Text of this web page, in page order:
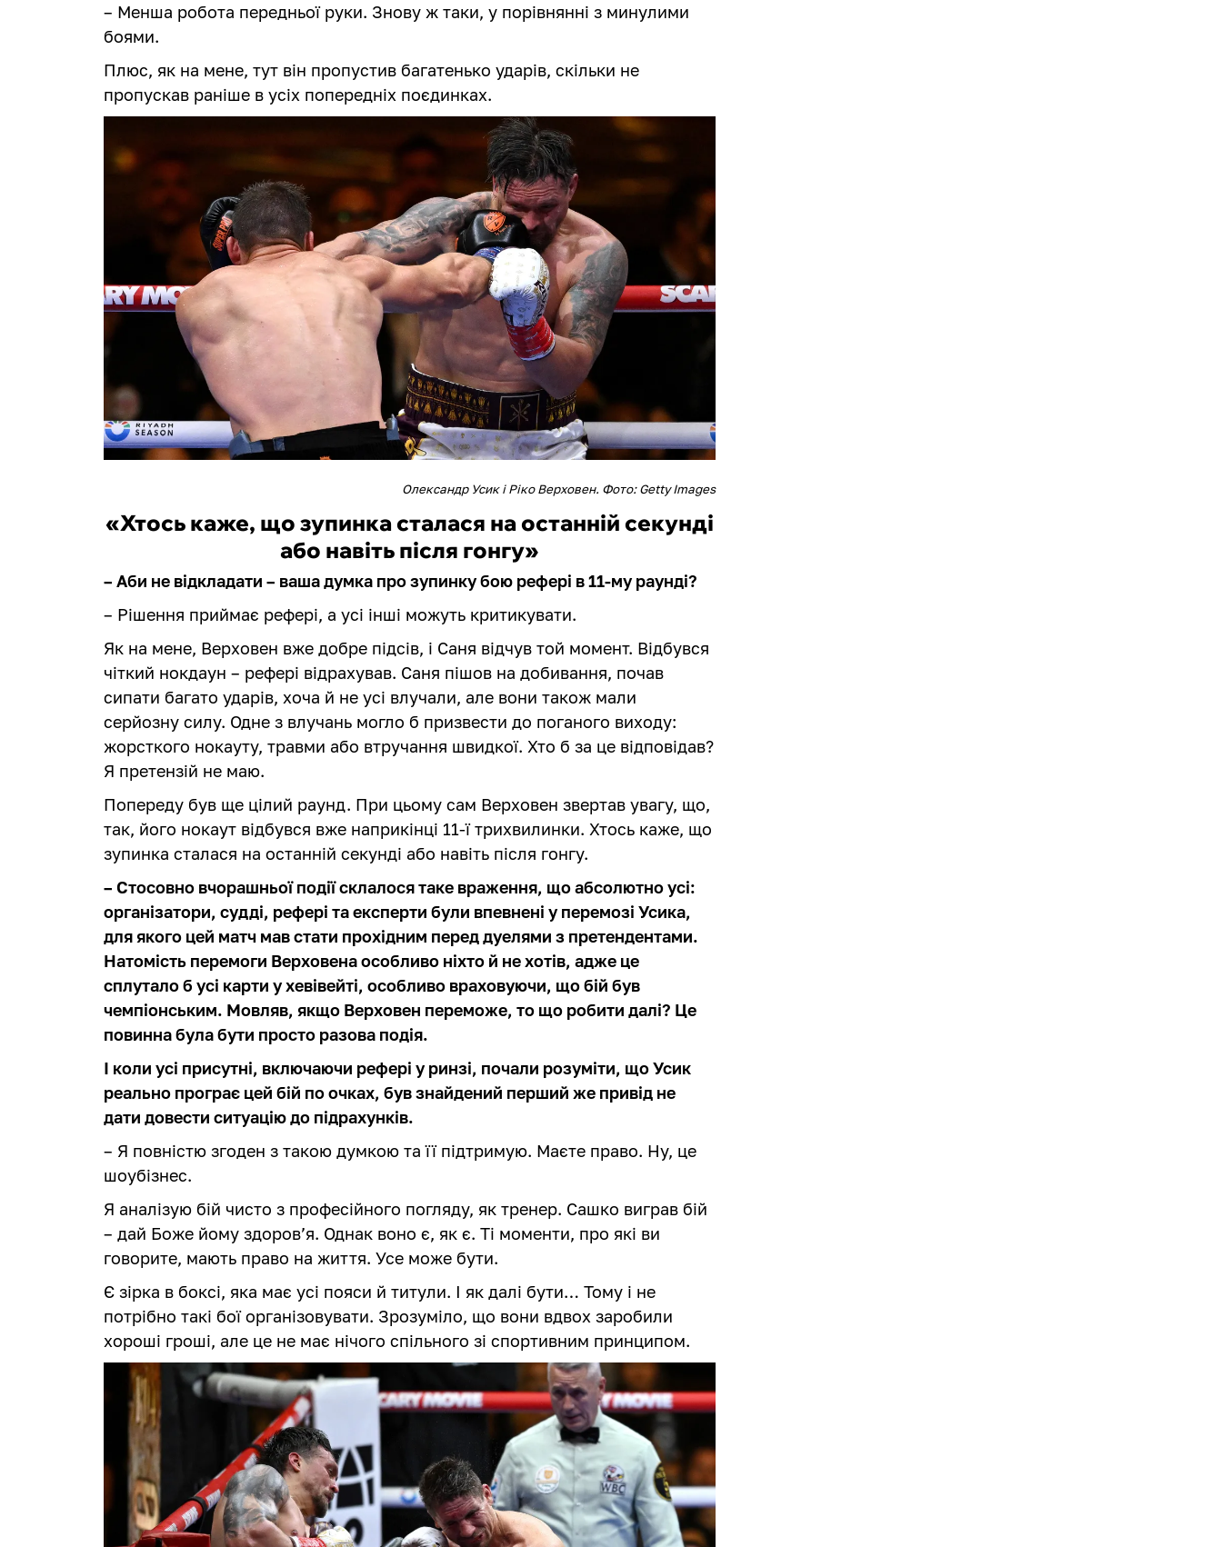
– Менша робота передньої руки. Знову ж таки, у порівнянні з минулими
боями.
Плюс, як на мене, тут він пропустив багатенько ударів, скільки не
пропускав раніше в усіх попередніх поєдинках.
Олександр Усик і Ріко Верховен. Фото: Getty Images
«Хтось каже, що зупинка сталася на останній секунді
або навіть після гонгу»
– Аби не відкладати – ваша думка про зупинку бою рефері в 11-му раунді?
– Рішення приймає рефері, а усі інші можуть критикувати.
Як на мене, Верховен вже добре підсів, і Саня відчув той момент. Відбувся
чіткий нокдаун – рефері відрахував. Саня пішов на добивання, почав
сипати багато ударів, хоча й не усі влучали, але вони також мали
серйозну силу. Одне з влучань могло б призвести до поганого виходу:
жорсткого нокауту, травми або втручання швидкої. Хто б за це відповідав?
Я претензій не маю.
Попереду був ще цілий раунд. При цьому сам Верховен звертав увагу, що,
так, його нокаут відбувся вже наприкінці 11-ї трихвилинки. Хтось каже, що
зупинка сталася на останній секунді або навіть після гонгу.
– Стосовно вчорашньої події склалося таке враження, що абсолютно усі:
організатори, судді, рефері та експерти були впевнені у перемозі Усика,
для якого цей матч мав стати прохідним перед дуелями з претендентами.
Натомість перемоги Верховена особливо ніхто й не хотів, адже це
сплутало б усі карти у хевівейті, особливо враховуючи, що бій був
чемпіонським. Мовляв, якщо Верховен переможе, то що робити далі? Це
повинна була бути просто разова подія.
І коли усі присутні, включаючи рефері у ринзі, почали розуміти, що Усик
реально програє цей бій по очках, був знайдений перший же привід не
дати довести ситуацію до підрахунків.
– Я повністю згоден з такою думкою та її підтримую. Маєте право. Ну, це
шоубізнес.
Я аналізую бій чисто з професійного погляду, як тренер. Сашко виграв бій
– дай Боже йому здоров’я. Однак воно є, як є. Ті моменти, про які ви
говорите, мають право на життя. Усе може бути.
Є зірка в боксі, яка має усі пояси й титули. І як далі бути… Тому і не
потрібно такі бої організовувати. Зрозуміло, що вони вдвох заробили
хороші гроші, але це не має нічого спільного зі спортивним принципом.